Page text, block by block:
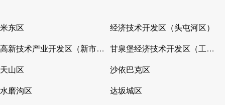
米东区 经济技术开发区（头屯河区）
高新技术产业开发区（新市区） 甘泉堡经济技术开发区（工业区）
天山区 沙依巴克区
水磨沟区 达坂城区